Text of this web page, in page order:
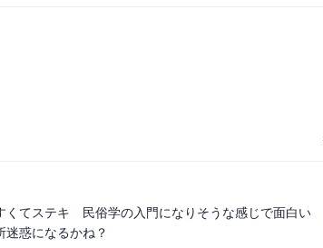
てステキ　民俗学の入門になりそうな感じで面白い
迷惑になるかね？